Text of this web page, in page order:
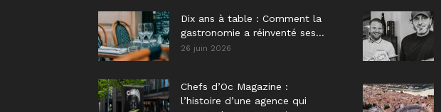
Dix ans à table : Comment la
gastronomie a réinventé ses...
26 juin 2026
Chefs d’Oc Magazine :
l’histoire d’une agence qui